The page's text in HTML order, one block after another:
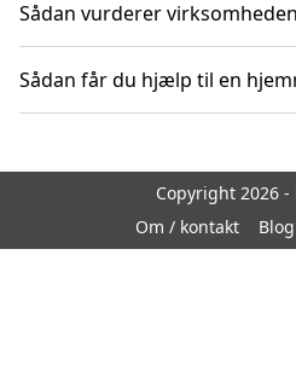
Sådan vurderer
Sådan får du hjælp til en
Copyright 2026 -
Om / kontakt
Blog